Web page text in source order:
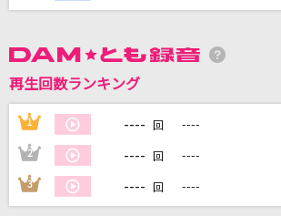
DAMの新曲・ランキングなど
DAMに会員登録・ログインして
再生回数ランキング
1 ---- 回 ----
2 ---- 回 ----
3 ---- 回 ----